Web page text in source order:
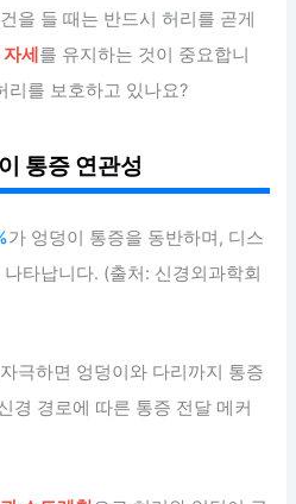
을 들 때는 반드시 허리를 곧게
세를 유지하는 것이 중요합니
리를 보호하고 있나요?
통증 연관성
가 엉덩이 통증을 동반하며, 디스
타납니다. (출처: 신경외과학회
극하면 엉덩이와 다리까지 통증
경 경로에 따른 통증 전달 메커